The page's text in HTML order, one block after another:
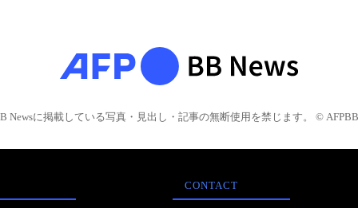
Newsに掲載している写真・見出し・記事の無断使用を禁じます。 © AFPBB
CONTACT